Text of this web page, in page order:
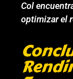
Col
optimizar el